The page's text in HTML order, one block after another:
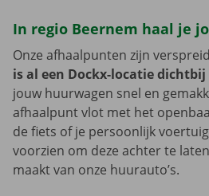
In regio Beernem haal je
Onze afhaalpunten zijn
is al een Dockx-locatie dichtbij
jouw huurwagen snel en
afhaalpunt vlot met het
de fiets of je persoonlijk
voorzien om deze achter te
maakt van onze huurauto’s.